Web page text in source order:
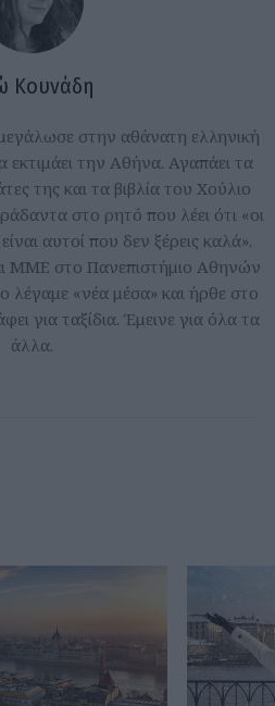
Κουνάδη
στην αθάνατη ελληνική
εκτιμάει την Αθήνα. Αγαπάει τα
της και τα βιβλία του Χούλιο
στο ρητό που λέει ότι «οι
αυτοί που δεν ξέρεις καλά».
ΜΜΕ στο Πανεπιστήμιο Αθηνών
«νέα μέσα» και ήρθε στο
για ταξίδια. Έμεινε για όλα τα
άλλα.